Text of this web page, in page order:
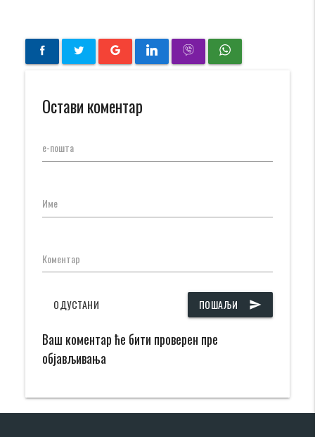
Остави коментар
е-пошта
Име
Коментар
ПОШАЉИ send
ОДУСТАНИ
Ваш коментар ће бити проверен пре
објављивања